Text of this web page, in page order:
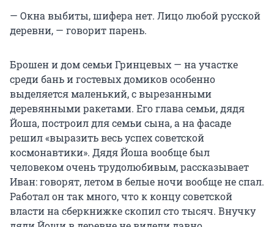
— Окна выбиты, шифера нет. Лицо любой русской
деревни, — говорит парень.
Брошен и дом семьи Гринцевых — на участке
среди бань и гостевых домиков особенно
выделяется маленький, с вырезанными
деревянными ракетами. Его глава семьи, дядя
Йоша, построил для семьи сына, а на фасаде
решил «выразить весь успех советской
космонавтики». Дядя Йоша вообще был
человеком очень трудолюбивым, рассказывает
Иван: говорят, летом в белые ночи вообще не спал.
Работал он так много, что к концу советской
власти на сберкнижке скопил сто тысяч. Внучку